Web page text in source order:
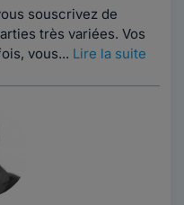
souscrivez de
très variées. Vos
vous... Lire la suite